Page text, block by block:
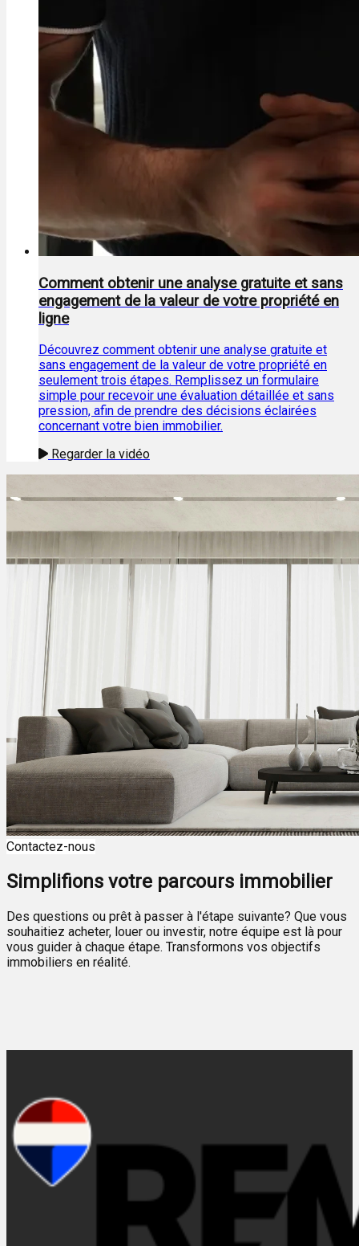
Comment obtenir une analyse gratuite et sans
engagement de la valeur de votre propriété en
ligne
Découvrez comment obtenir une analyse gratuite et
sans engagement de la valeur de votre propriété en
seulement trois étapes. Remplissez un formulaire
simple pour recevoir une évaluation détaillée et sans
pression, afin de prendre des décisions éclairées
concernant votre bien immobilier.
Regarder la vidéo
Contactez-nous
Simplifions votre parcours immobilier
Des questions ou prêt à passer à l'étape suivante? Que vous
souhaitiez acheter, louer ou investir, notre équipe est là pour
vous guider à chaque étape. Transformons vos objectifs
immobiliers en réalité.